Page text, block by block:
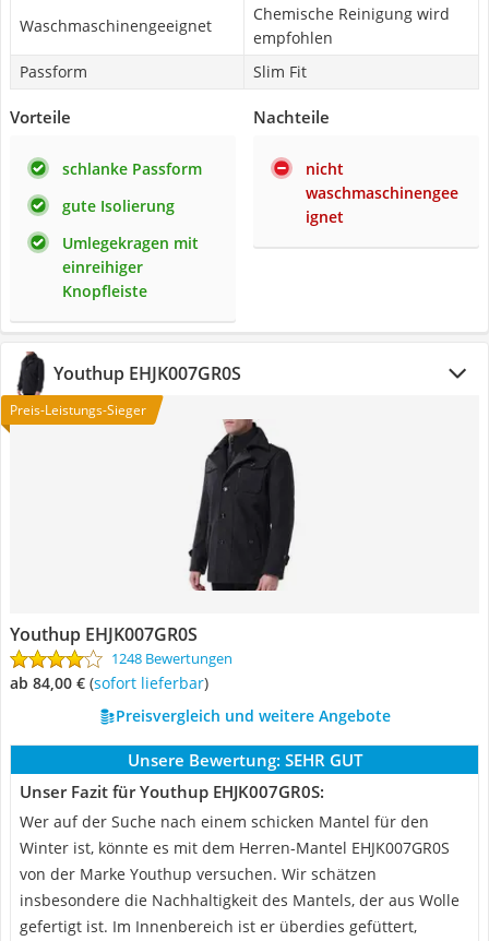
Waschmaschinengeeignet
Chemische Reinigung wird
empfohlen
Passform
Slim Fit
Vorteile
schlanke Passform
gute Isolierung
Umlegekragen mit
einreihiger
Knopfleiste
Nachteile
nicht
waschmaschinengee
ignet
Youthup EHJK007GR0S
Preis-Leistungs-Sieger
Youthup EHJK007GR0S
1248 Bewertungen
ab 84,00 € ( Sofort lieferbar)
Preisvergleich und weitere Angebote
Unsere Bewertung: SEHR GUT
Unser Fazit für Youthup EHJK007GR0S:
Wer auf der Suche nach einem schicken Mantel für den
Winter ist, könnte es mit dem Herren-Mantel EHJK007GR0S
von der Marke Youthup versuchen. Wir schätzen
insbesondere die Nachhaltigkeit des Mantels, der aus Wolle
gefertigt ist. Im Innenbereich ist er überdies gefüttert,